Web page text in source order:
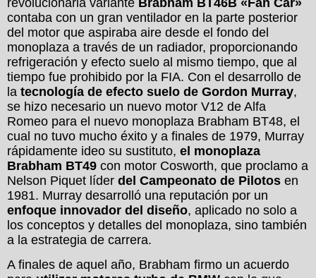
contaba con un gran ventilador en la parte posterior
del motor que aspiraba aire desde el fondo del
monoplaza a través de un radiador, proporcionando
refrigeración y efecto suelo al mismo tiempo, que al
tiempo fue prohibido por la FIA. Con el desarrollo de
la tecnología de efecto suelo de Gordon Murray,
se hizo necesario un nuevo motor V12 de Alfa
Romeo para el nuevo monoplaza Brabham BT48, el
cual no tuvo mucho éxito y a finales de 1979, Murray
rápidamente ideo su sustituto, el monoplaza
Brabham BT49 con motor Cosworth, que proclamo a
Nelson Piquet líder del Campeonato de Pilotos en
1981. Murray desarrolló una reputación por un
enfoque innovador del diseño, aplicado no solo a
los conceptos y detalles del monoplaza, sino también
a la estrategia de carrera.
A finales de aquel año, Brabham firmo un acuerdo